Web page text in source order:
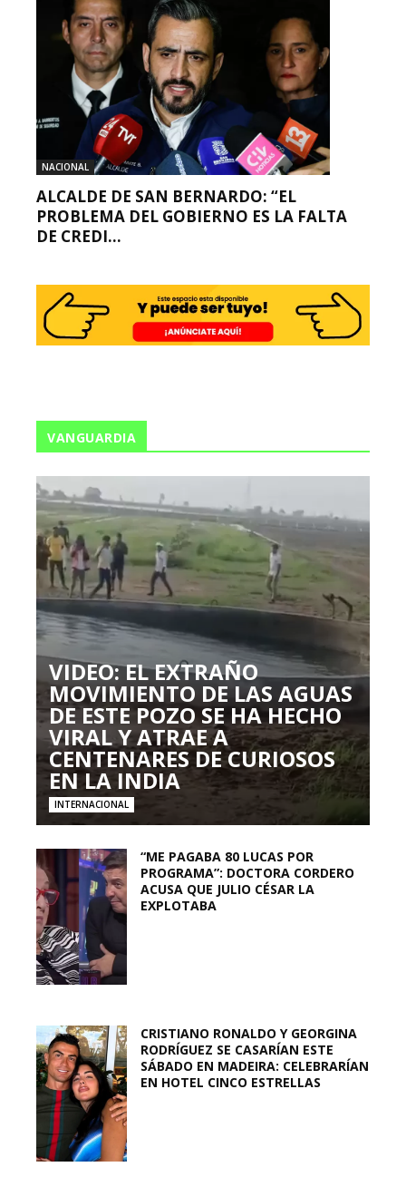
NACIONAL
ALCALDE DE SAN BERNARDO: “EL
PROBLEMA DEL GOBIERNO ES LA FALTA
DE CREDI...
VANGUARDIA
VIDEO: EL EXTRAÑO
MOVIMIENTO DE LAS AGUAS
DE ESTE POZO SE HA HECHO
VIRAL Y ATRAE A
CENTENARES DE CURIOSOS
EN LA INDIA
INTERNACIONAL
“ME PAGABA 80 LUCAS POR
PROGRAMA”: DOCTORA CORDERO
ACUSA QUE JULIO CÉSAR LA
EXPLOTABA
CRISTIANO RONALDO Y GEORGINA
RODRÍGUEZ SE CASARÍAN ESTE
SÁBADO EN MADEIRA: CELEBRARÍAN
EN HOTEL CINCO ESTRELLAS